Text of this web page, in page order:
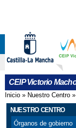
CEIP Victorio
Se
Inicio » Nuestro Centro »
NUESTRO CENTRO
Órganos de gobierno